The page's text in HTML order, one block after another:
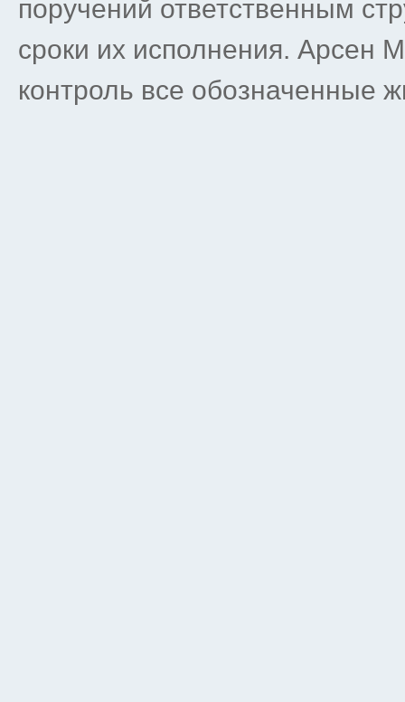
поручений ответственным
сроки их исполнения. Арсен
контроль все обозначенные